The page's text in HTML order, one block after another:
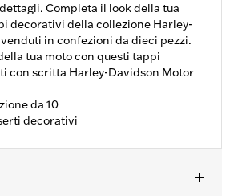
Completa il look della tua
decorativi della collezione Harley-
in confezioni da dieci pezzi.
tua moto con questi tappi
con scritta Harley-Davidson Motor
da 10
decorativi